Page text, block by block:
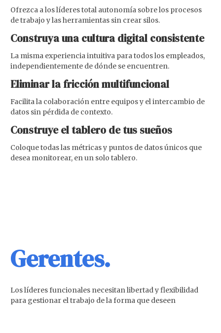
Ofrezca a los líderes total autonomía sobre los procesos
de trabajo y las herramientas sin crear silos.
Construya una cultura digital consistente
La misma experiencia intuitiva para todos los empleados,
independientemente de dónde se encuentren.
Eliminar la fricción multifuncional
Facilita la colaboración entre equipos y el intercambio de
datos sin pérdida de contexto.
Construye el tablero de tus sueños
Coloque todas las métricas y puntos de datos únicos que
desea monitorear, en un solo tablero.
Gerentes.
Los líderes funcionales necesitan libertad y flexibilidad
para gestionar el trabajo de la forma que deseen